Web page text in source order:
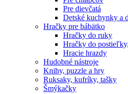
Pre dievčatá
Detské kuchynky a
Hračky pre bábätko
Hračky do ruky
Hračky do
Hracie hrazdy
Hudobné nástroje
Knihy, puzzle a hry
Ruksaky, kufríky, tašky
Šmýkačky